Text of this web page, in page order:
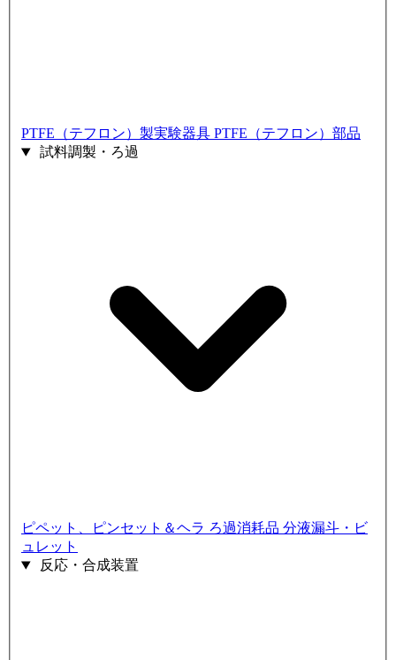
PTFE（テフロン）製実験器具 PTFE（テフロン）部品
試料調製・ろ過
ピペット、ピンセット＆ヘラ ろ過消耗品 分液漏斗・ビ
ュレット
反応・合成装置